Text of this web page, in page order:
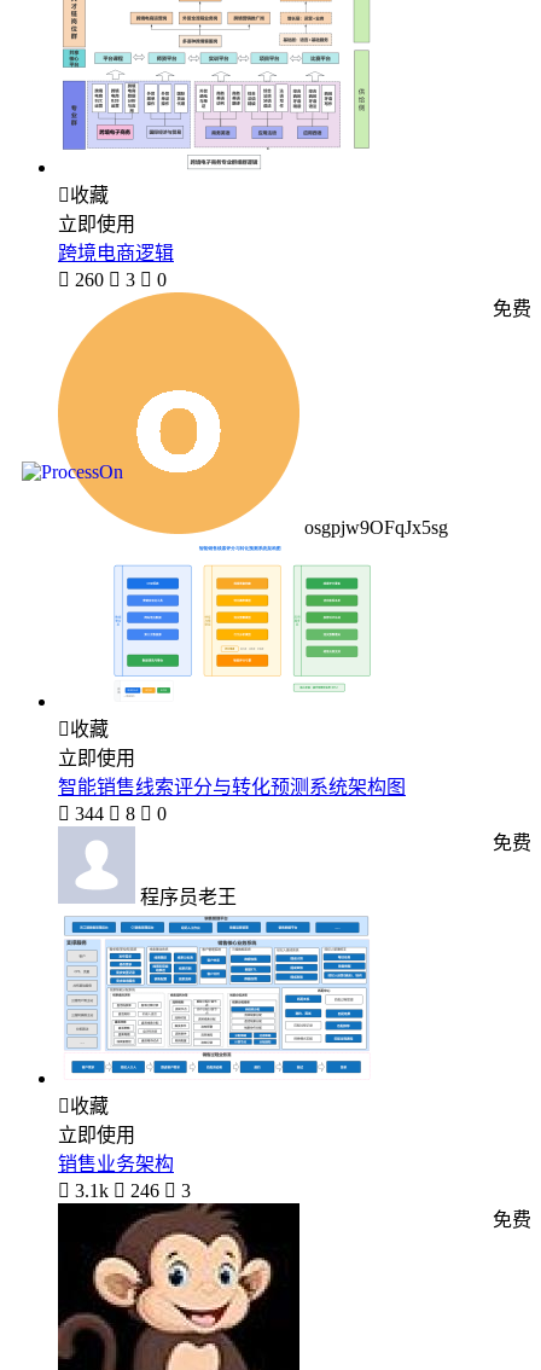
收藏
立即使用
跨境电商逻辑
 260  3  0
osgpjw9OFqJx5sg
免费
收藏
立即使用
智能销售线索评分与转化预测系统架构图
 344  8  0
程序员老王
免费
收藏
立即使用
销售业务架构
 3.1k  246  3
免费